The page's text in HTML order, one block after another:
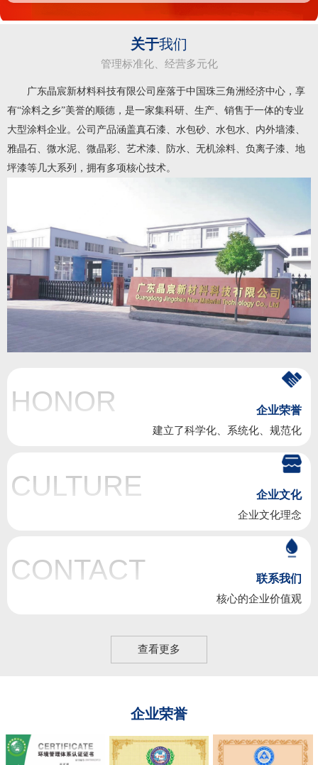
关于我们
管理标准化、经营多元化
广东晶宸新材料科技有限公司座落于中国珠三角洲经济中心，享
有“涂料之乡”美誉的顺德，是一家集科研、生产、销售于一体的专业
大型涂料企业。公司产品涵盖真石漆、水包砂、水包水、内外墙漆、
雅晶石、微水泥、微晶彩、艺术漆、防水、无机涂料、负离子漆、地
坪漆等几大系列，拥有多项核心技术。
HONOR 企业荣誉
建立了科学化、系统化、规范化
CULTURE 企业文化
企业文化理念
CONTACT 联系我们
核心的企业价值观
查看更多
企业荣誉